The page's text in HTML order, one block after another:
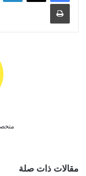
طباعة
مقالات ذات صلة